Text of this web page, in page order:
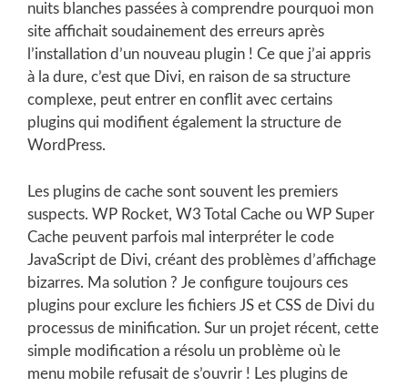
nuits blanches passées à comprendre pourquoi mon
site affichait soudainement des erreurs après
l’installation d’un nouveau plugin ! Ce que j’ai appris
à la dure, c’est que Divi, en raison de sa structure
complexe, peut entrer en conflit avec certains
plugins qui modifient également la structure de
WordPress.
Les plugins de cache sont souvent les premiers
suspects. WP Rocket, W3 Total Cache ou WP Super
Cache peuvent parfois mal interpréter le code
JavaScript de Divi, créant des problèmes d’affichage
bizarres. Ma solution ? Je configure toujours ces
plugins pour exclure les fichiers JS et CSS de Divi du
processus de minification. Sur un projet récent, cette
simple modification a résolu un problème où le
menu mobile refusait de s’ouvrir ! Les plugins de